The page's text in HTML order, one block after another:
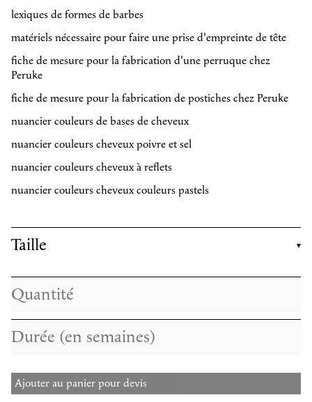
lexiques de formes de barbes
matériels nécessaire pour faire une prise d'empreinte de tête
fiche de mesure pour la fabrication d'une perruque chez
Peruke
fiche de mesure pour la fabrication de postiches chez Peruke
nuancier couleurs de bases de cheveux
nuancier couleurs cheveux poivre et sel
nuancier couleurs cheveux à reflets
nuancier couleurs cheveux couleurs pastels
Taille
Ajouter au panier pour devis